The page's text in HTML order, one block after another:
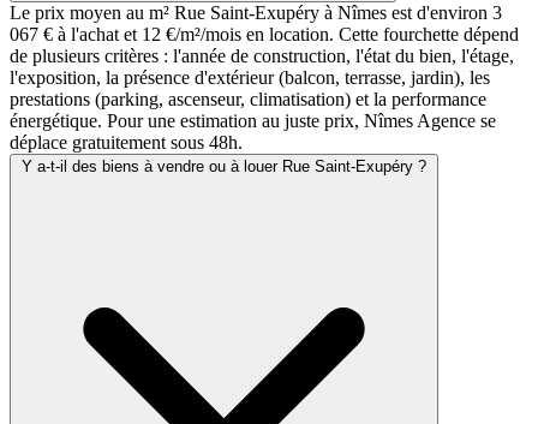
Le prix moyen au m² Rue Saint-Exupéry à Nîmes est d'environ 3
067 € à l'achat et 12 €/m²/mois en location. Cette fourchette dépend
de plusieurs critères : l'année de construction, l'état du bien, l'étage,
l'exposition, la présence d'extérieur (balcon, terrasse, jardin), les
prestations (parking, ascenseur, climatisation) et la performance
énergétique. Pour une estimation au juste prix, Nîmes Agence se
déplace gratuitement sous 48h.
Y a-t-il des biens à vendre ou à louer Rue Saint-Exupéry ?